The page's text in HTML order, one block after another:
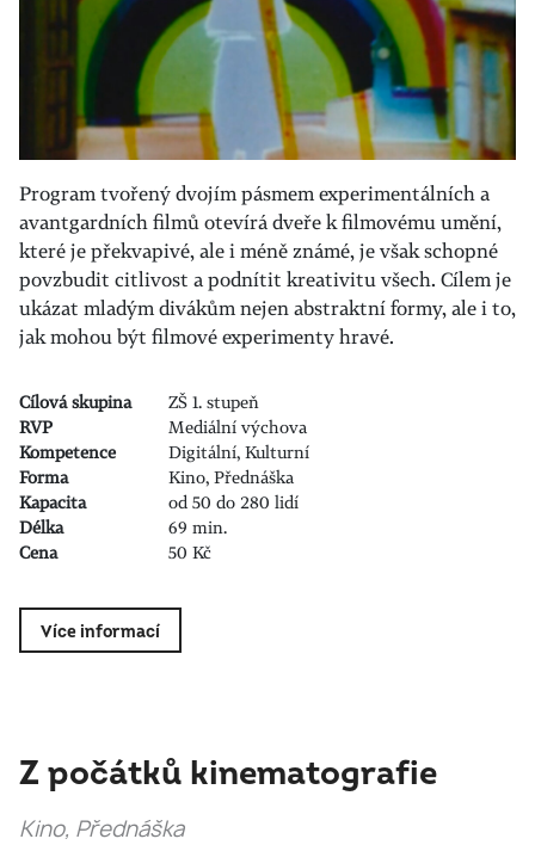
Program tvořený dvojím pásmem experimentálních a
avantgardních filmů otevírá dveře k filmovému umění,
které je překvapivé, ale i méně známé, je však schopné
povzbudit citlivost a podnítit kreativitu všech. Cílem je
ukázat mladým divákům nejen abstraktní formy, ale i to,
jak mohou být filmové experimenty hravé.
Cílová skupina
ZŠ 1. stupeň
RVP
Mediální výchova
Kompetence
Digitální, Kulturní
Forma
Kino, Přednáška
Kapacita
od 50 do 280 lidí
Délka
69 min.
Cena
50 Kč
Více informací
Z počátků kinematografie
Kino, Přednáška